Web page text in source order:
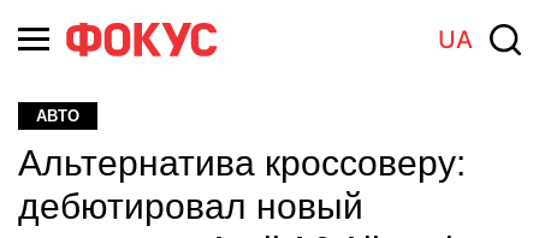
UA
АВТО
Альтернатива кроссоверу:
дебютировал новый